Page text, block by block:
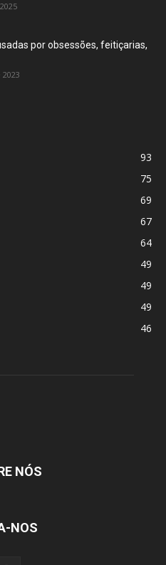
por obsessões, feitiçarias,
93
75
69
67
64
49
49
49
46
NÓS
NOS